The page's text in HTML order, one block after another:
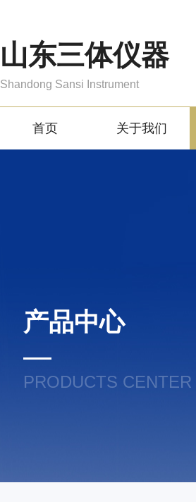
山东三体仪器
Shandong Sansi Instrument
首页 关于我们
产品中心
PRODUCTS CENTER